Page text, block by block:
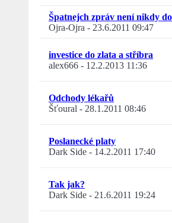
Špatnejch zpráv není nikdy
Ojra-Ojra - 23.6.2011 09:47
investice do zlata a stříbra
alex666 - 12.2.2013 11:36
Odchody lékařů
Šťoural - 28.1.2011 08:46
Poslanecké platy
Dark Side - 14.2.2011 17:40
Tak jak?
Dark Side - 21.6.2011 19:24